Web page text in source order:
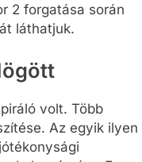
2 forgatása során
láthatjuk.
volt. Több
Az egyik ilyen